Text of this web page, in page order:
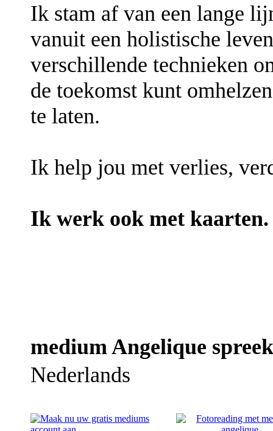
Ik stam af van een lange
vanuit een holistische
verschillende technieken
de toekomst kunt
te laten.
Ik help jou met verlies,
Ik werk ook met kaarten.
medium Angelique
Nederlands